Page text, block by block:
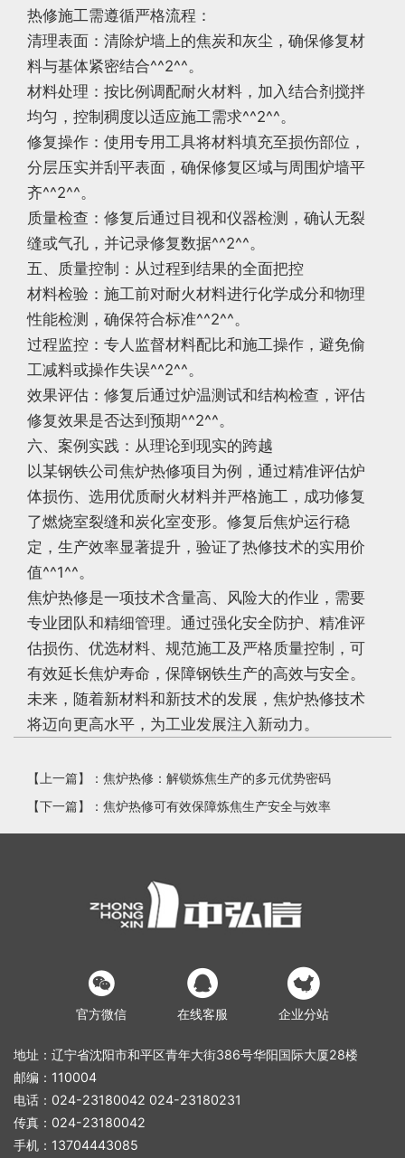
热修施工需遵循严格流程：
清理表面：清除炉墙上的焦炭和灰尘，确保修复材
料与基体紧密结合^^2^^。
材料处理：按比例调配耐火材料，加入结合剂搅拌
均匀，控制稠度以适应施工需求^^2^^。
修复操作：使用专用工具将材料填充至损伤部位，
分层压实并刮平表面，确保修复区域与周围炉墙平
齐^^2^^。
质量检查：修复后通过目视和仪器检测，确认无裂
缝或气孔，并记录修复数据^^2^^。
五、质量控制：从过程到结果的全面把控
材料检验：施工前对耐火材料进行化学成分和物理
性能检测，确保符合标准^^2^^。
过程监控：专人监督材料配比和施工操作，避免偷
工减料或操作失误^^2^^。
效果评估：修复后通过炉温测试和结构检查，评估
修复效果是否达到预期^^2^^。
六、案例实践：从理论到现实的跨越
以某钢铁公司焦炉热修项目为例，通过精准评估炉
体损伤、选用优质耐火材料并严格施工，成功修复
了燃烧室裂缝和炭化室变形。修复后焦炉运行稳
定，生产效率显著提升，验证了热修技术的实用价
值^^1^^。
焦炉热修是一项技术含量高、风险大的作业，需要
专业团队和精细管理。通过强化安全防护、精准评
估损伤、优选材料、规范施工及严格质量控制，可
有效延长焦炉寿命，保障钢铁生产的高效与安全。
未来，随着新材料和新技术的发展，焦炉热修技术
将迈向更高水平，为工业发展注入新动力。
【上一篇】： 焦炉热修：解锁炼焦生产的多元优势密码
【下一篇】： 焦炉热修可有效保障炼焦生产安全与效率

官方微信

在线客服

企业分站
地址：辽宁省沈阳市和平区青年大街386号华阳国际大厦28楼
邮编：110004
电话：024-23180042 024-23180231
传真：024-23180042
手机：13704443085